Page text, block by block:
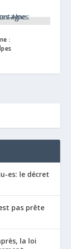
:
es: le décret
pas prête
la loi